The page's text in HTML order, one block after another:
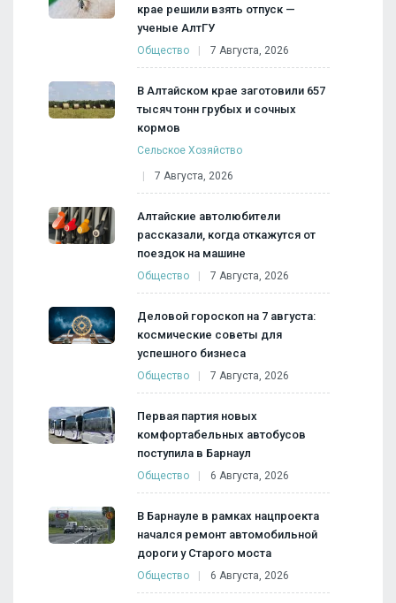
крае решили взять отпуск —
ученые АлтГУ
Общество 7 Августа, 2026
В Алтайском крае заготовили 657
тысяч тонн грубых и сочных
кормов
Сельское Хозяйство
7 Августа, 2026
Алтайские автолюбители
рассказали, когда откажутся от
поездок на машине
Общество 7 Августа, 2026
Деловой гороскоп на 7 августа:
космические советы для
успешного бизнеса
Общество 7 Августа, 2026
Первая партия новых
комфортабельных автобусов
поступила в Барнаул
Общество 6 Августа, 2026
В Барнауле в рамках нацпроекта
начался ремонт автомобильной
дороги у Старого моста
Общество 6 Августа, 2026